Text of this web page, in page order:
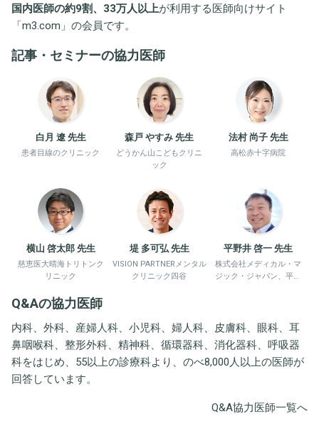
国内医師の約9割、33万人以上が利用する医師向けサイト
「m3.com 」の会員です。
記事・セミナーの協力医師
白月 遼 先生
患者目線のクリニック
森戸 やすみ 先生
どうかん山こどもクリニ
ック
法村 尚子 先生
高松赤十字病院
横山 啓太郎 先生
慈恵医大晴海トリトンク
リニック
堤 多可弘 先生
VISION PARTNERメンタル
クリニック四谷
平野井 啓一 先生
株式会社メディカル・マ
ジック・ジャパン、平野
Q&Aの協力医師
内科、外科、産婦人科、小児科、婦人科、皮膚科、眼科、耳
鼻咽喉科、整形外科、精神科、循環器科、消化器科、呼吸器
科をはじめ、55以上の診療科より、のべ8,000人以上の医師が
回答しています。
Q&A協力医師一覧へ